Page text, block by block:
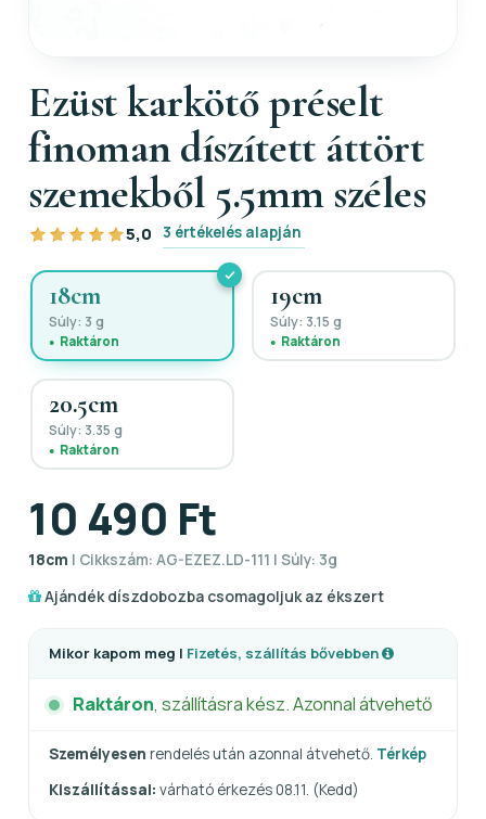
Ezüst karkötő préselt
finoman díszített áttört
szemekből 5.5mm széles
5,0 3 értékelés alapján
18cm
Súly: 3 g
Raktáron
19cm
Súly: 3.15 g
Raktáron
20.5cm
Súly: 3.35 g
Raktáron
10 490 Ft
18cm | Cikkszám: AG-EZEZ.LD-111 | Súly: 3g
Ajándék díszdobozba csomagoljuk az ékszert
Mikor kapom meg | Fizetés, szállítás bővebben
Raktáron, szállításra kész. Azonnal átvehető
Személyesen rendelés után azonnal átvehető. Térkép
Kiszállítással: várható érkezés 08.11. (Kedd)